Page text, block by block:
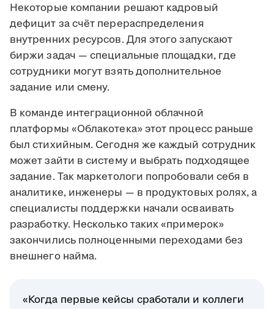
Некоторые компании решают кадровый
дефицит за счёт перераспределения
внутренних ресурсов. Для этого запускают
биржи задач — специальные площадки, где
сотрудники могут взять дополнительное
задание или смену.
В команде интеграционной облачной
платформы «Облакотека» этот процесс раньше
был стихийным. Сегодня же каждый сотрудник
может зайти в систему и выбрать подходящее
задание. Так маркетологи попробовали себя в
аналитике, инженеры — в продуктовых ролях, а
специалисты поддержки начали осваивать
разработку. Несколько таких «примерок»
закончились полноценными переходами без
внешнего найма.
«Когда первые кейсы сработали и коллеги